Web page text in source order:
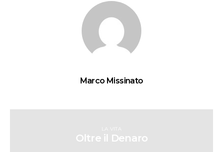
Marco Missinato
LA VITA
Oltre il Denaro